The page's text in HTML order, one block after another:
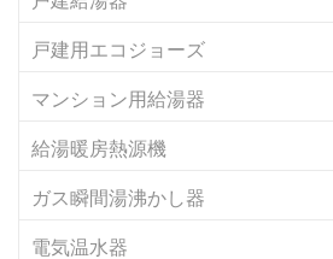
戸建用エコジョーズ
マンション用給湯器
給湯暖房熱源機
ガス瞬間湯沸かし器
電気温水器